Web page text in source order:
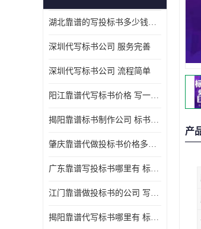
湖北靠谱的写投标书多少钱一份 写一份标书多少钱
深圳代写标书公司 服务完善
深圳代写标书公司 流程简单
阳江靠谱代写标书价格 写一份标书多少钱
揭阳靠谱标书制作公司 标书好写吗
肇庆靠谱代做投标书价格多少 写一份标书多少钱
广东靠谱写投标书哪里有 标书好写吗
江门靠谱做投标书的公司 写一份标书多少钱
揭阳靠谱代写标书哪里有 标书怎么做
产